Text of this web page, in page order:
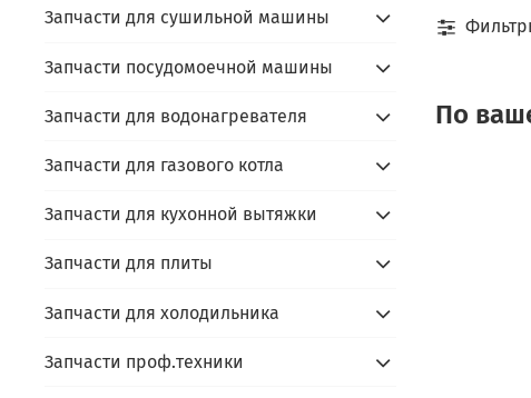
По
Запчасти для сушильной машины
Запчасти посудомоечной машины
Запчасти для водонагревателя
Запчасти для газового котла
Запчасти для кухонной вытяжки
Запчасти для плиты
Запчасти для холодильника
Запчасти проф.техники